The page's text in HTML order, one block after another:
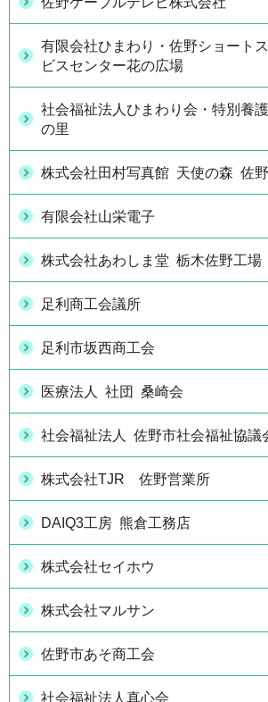
有限会社ひまわり・佐野ショート
ビスセンター花の広場
社会福祉法人ひまわり会・特別養
の里
株式会社田村写真館 天使の森 佐
有限会社山栄電子
株式会社あわしま堂 栃木佐野工場
足利商工会議所
足利市坂西商工会
医療法人 社団 桑崎会
社会福祉法人 佐野市社会福祉協議
株式会社TJR 佐野営業所
DAIQ3工房 熊倉工務店
株式会社セイホウ
株式会社マルサン
佐野市あそ商工会
社会福祉法人真心会